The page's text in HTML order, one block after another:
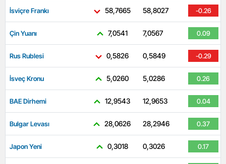
İsviçre Frankı 58,7665 58,8027 -0.26
Çin Yuanı 7,0541 7,0567 0.09
Rus Rublesi 0,5826 0,5849 -0.29
İsveç Kronu 5,0260 5,0286 0.26
BAE Dirhemi 12,9543 12,9653 0.04
Bulgar Levası 28,0626 28,2946 0.37
Japon Yeni 0,3018 0,3026 0.17